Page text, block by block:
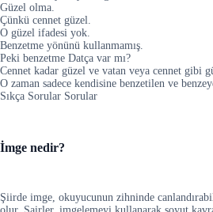
Güzel olma.
Çünkü cennet güzel.
O güzel ifadesi yok.
Benzetme yönünü kullanmamış.
Peki benzetme Datça var mı?
Cennet kadar güzel ve vatan veya cennet gibi
O zaman sadece kendisine benzetilen ve
Sıkça Sorular Sorular
İmge nedir?
Şiirde imge, okuyucunun zihninde